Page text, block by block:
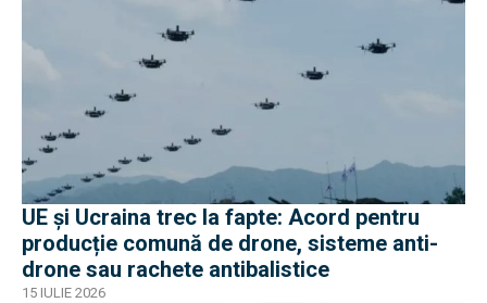
UE și Ucraina trec la fapte: Acord pentru
producție comună de drone, sisteme anti-
drone sau rachete antibalistice
15 IULIE 2026